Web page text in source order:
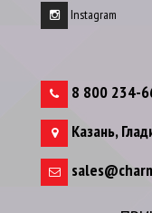
Instagram
8 800 234-
Казань,